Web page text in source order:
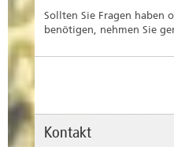
Sollten Sie Fragen haben
benötigen, nehmen Sie
Kontakt